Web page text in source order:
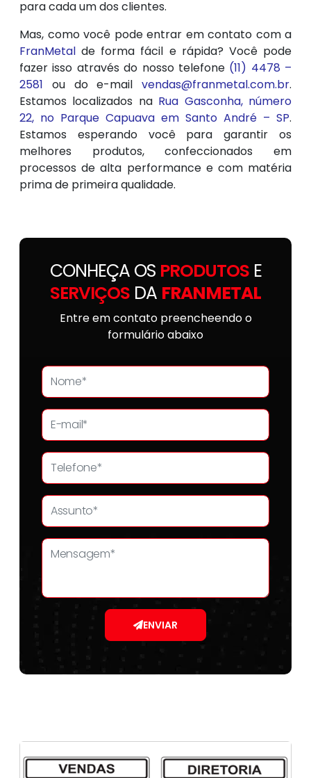
para cada um dos clientes.
Mas, como você pode entrar em contato com a
FranMetal de forma fácil e rápida? Você pode
fazer isso através do nosso telefone (11) 4478 –
2581 ou do e-mail vendas@franmetal.com.br.
Estamos localizados na Rua Gasconha, número
22, no Parque Capuava em Santo André – SP.
Estamos esperando você para garantir os
melhores produtos, confeccionados em
processos de alta performance e com matéria
prima de primeira qualidade.
CONHEÇA OS PRODUTOSE
SERVIÇOS DA FRANMETAL
Entre em contato preencheendo o
formulário abaixo
ENVIAR